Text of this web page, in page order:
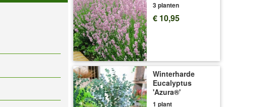
3 planten
€ 10,95
Winterharde
Eucalyptus
'Azura®'
1 plant